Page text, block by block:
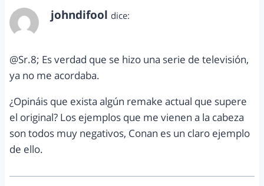
johndifool dice:
@Sr.8; Es verdad que se hizo una serie de televisión,
ya no me acordaba.
¿Opináis que exista algún remake actual que supere
el original? Los ejemplos que me vienen a la cabeza
son todos muy negativos, Conan es un claro ejemplo
de ello.